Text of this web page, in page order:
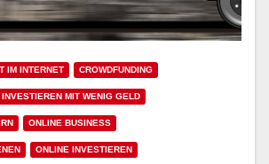
IM INTERNET CROWDFUNDING
INVESTIEREN MIT WENIG GELD
ONLINE BUSINESS
ONLINE INVESTIEREN